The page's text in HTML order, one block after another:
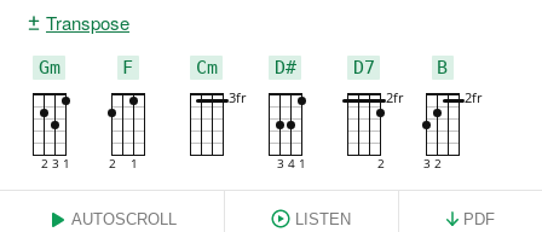
Transpose
Gm F Cm D# D7 B
AUTOSCROLL LISTEN PDF